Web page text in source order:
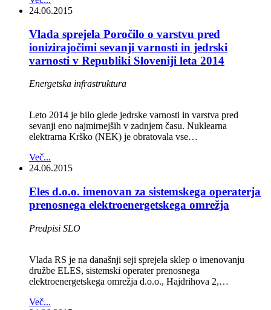
24.06.2015
Vlada sprejela Poročilo o varstvu pred
ionizirajočimi sevanji varnosti in jedrski
varnosti v Republiki Sloveniji leta 2014
Energetska infrastruktura
Leto 2014 je bilo glede jedrske varnosti in varstva pred
sevanji eno najmirnejših v zadnjem času. Nuklearna
elektrarna Krško (NEK) je obratovala vse…
Več...
24.06.2015
Eles d.o.o. imenovan za sistemskega operaterja
prenosnega elektroenergetskega omrežja
Predpisi SLO
Vlada RS je na današnji seji sprejela sklep o imenovanju
družbe ELES, sistemski operater prenosnega
elektroenergetskega omrežja d.o.o., Hajdrihova 2,…
Več...